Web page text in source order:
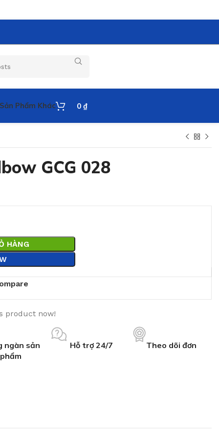
Sản Phẩm Khác 0 ₫
GCG 028
HÀNG
product now!
ngàn sản
phẩm
Hỗ trợ 24/7 Theo dõi đơn